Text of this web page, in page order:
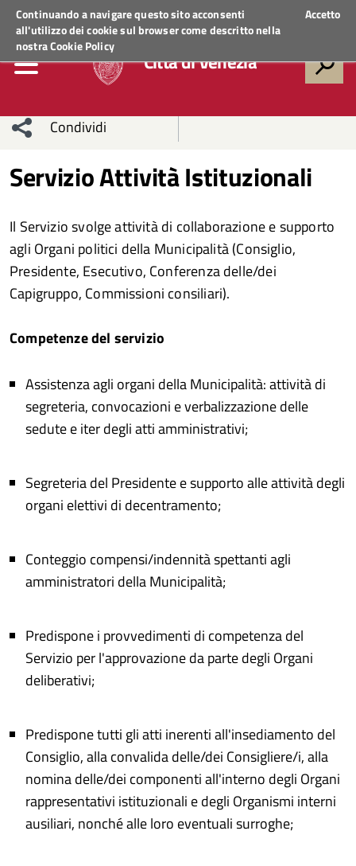
Continuando a navigare questo sito acconsenti
all'utilizzo dei cookie sul browser come descritto nella
nostraCookie Policy
Accetto
Regione VenetoACCEDI AI SERVIZI
Città di Venezia
Condividi
network
Condividi
Condividi
Facebook
su
Twitter
Condividi
su
Condividi
Whatsapp
Servizio Attività Istituzionali
Il Servizio svolge attività di collaborazione e supporto
agli Organi politici della Municipalità (Consiglio,
Presidente, Esecutivo, Conferenza delle/dei
Capigruppo, Commissioni consiliari).
Competenze del servizio
Assistenza agli organi della Municipalità: attività di
segreteria, convocazioni e verbalizzazione delle
sedute e iter degli atti amministrativi;
Segreteria del Presidente e supporto alle attività degli
organi elettivi di decentramento;
Conteggio compensi/indennità spettanti agli
amministratori della Municipalità;
Predispone i provvedimenti di competenza del
Servizio per l'approvazione da parte degli Organi
deliberativi;
Predispone tutti gli atti inerenti all'insediamento del
Consiglio, alla convalida delle/dei Consigliere/i, alla
nomina delle/dei componenti all'interno degli Organi
rappresentativi istituzionali e degli Organismi interni
ausiliari, nonché alle loro eventuali surroghe;